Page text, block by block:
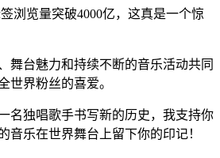
浏览量突破4000亿，这真是一个惊
舞台魅力和持续不断的音乐活动共同
世界粉丝的喜爱。
名独唱歌手书写新的历史，我支持你
音乐在世界舞台上留下你的印记！